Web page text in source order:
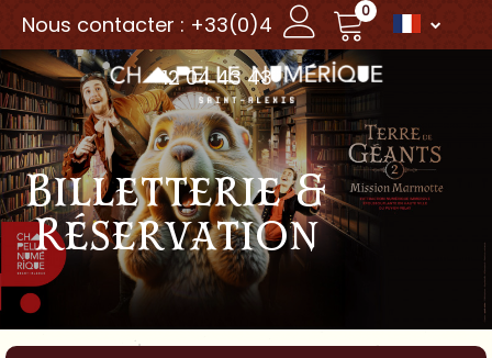
Nous contacter : +33(0)4
12 04 43 43
0
Billetterie &
Réservation